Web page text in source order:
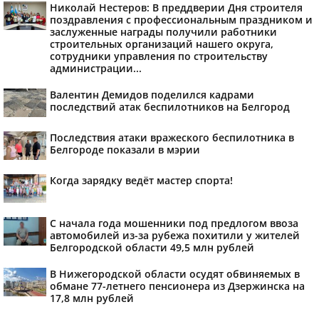
Николай Нестеров: В преддверии Дня строителя
поздравления с профессиональным праздником и
заслуженные награды получили работники
строительных организаций нашего округа,
сотрудники управления по строительству
администрации...
Валентин Демидов поделился кадрами
последствий атак беспилотников на Белгород
Последствия атаки вражеского беспилотника в
Белгороде показали в мэрии
Когда зарядку ведёт мастер спорта!
С начала года мошенники под предлогом ввоза
автомобилей из-за рубежа похитили у жителей
Белгородской области 49,5 млн рублей
В Нижегородской области осудят обвиняемых в
обмане 77-летнего пенсионера из Дзержинска на
17,8 млн рублей